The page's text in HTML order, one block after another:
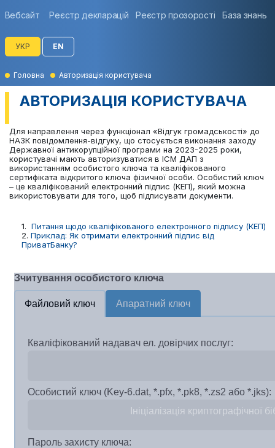
Вебсайт Реєстр декларацій Реєстр прозорості База знань
УКР EN
Головна Авторизація користувача
АВТОРИЗАЦІЯ КОРИСТУВАЧА
Для направлення через функціонал «Відгук громадськості» до
НАЗК повідомлення-відгуку, що стосується виконання заходу
Державної антикорупційної програми на 2023-2025 роки,
користувачі мають авторизуватися в ІСМ ДАП з
використанням особистого ключа та кваліфікованого
сертифіката відкритого ключа фізичної особи. Особистий ключ
– це кваліфікований електронний підпис (КЕП), який можна
використовувати для того, щоб підписувати документи.
1. Питання щодо кваліфікованого електронного підпису (КЕП)
2. Приклад: Як отримати електронний підпис від
ПриватБанку?